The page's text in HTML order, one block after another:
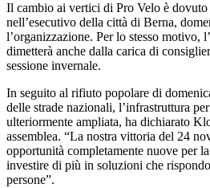
Il cambio ai vertici di Pro Velo è dovuto
nell’esecutivo della città di Berna,
l’organizzazione. Per lo stesso motivo,
dimetterà anche dalla carica di
sessione invernale.
In seguito al rifiuto popolare di
delle strade nazionali, l’infrastruttura
ulteriormente ampliata, ha dichiarato
assemblea. “La nostra vittoria del 24
opportunità completamente nuove per
investire di più in soluzioni che
persone”.